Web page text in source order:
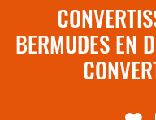
BERMUDES EN